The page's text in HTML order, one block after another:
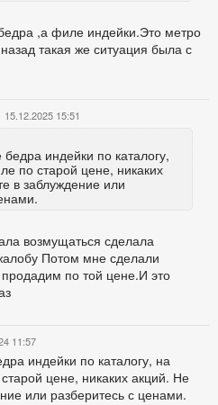
,а филе индейки.Это метро
такая же ситуация была с
15.12.2025 15:51
индейки по каталогу,
по старой цене, никаких
в заблуждение или
возмущаться сделала
Потом мне сделали
по той цене.И это
11:57
индейки по каталогу, на
цене, никаких акций. Не
или разберитесь с ценами.